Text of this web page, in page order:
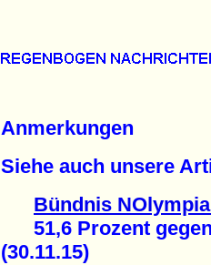
Anmerkungen
Siehe auch unsere
Bündnis
51,6 Prozent
(30.11.15)